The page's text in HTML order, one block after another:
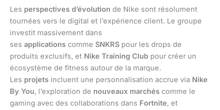
Les perspectives d’évolution de Nike sont résolument
tournées vers le digital et l’expérience client. Le groupe
investit massivement dans
ses applications comme SNKRS pour les drops de
produits exclusifs, et Nike Training Club pour créer un
écosystème de fitness autour de la marque.
Les projets incluent une personnalisation accrue via Nike
By You, l’exploration de nouveaux marchés comme le
gaming avec des collaborations dans Fortnite, et